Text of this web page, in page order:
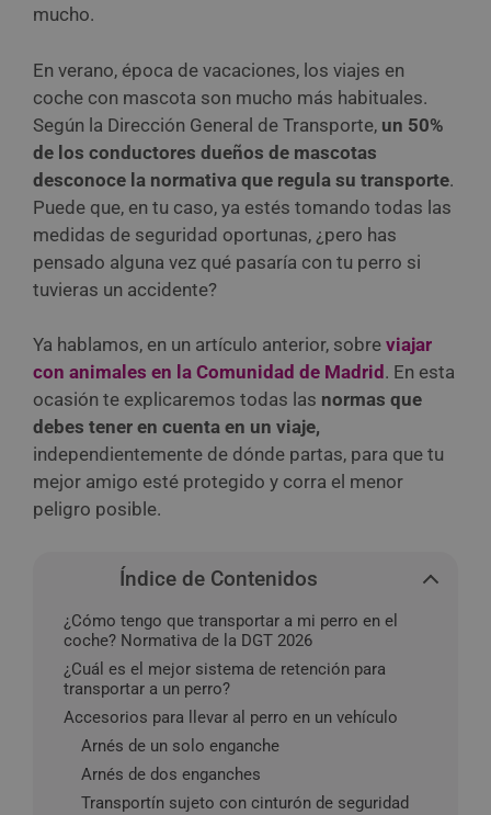
mucho.
En verano, época de vacaciones, los viajes en
coche con mascota son mucho más habituales.
Según la Dirección General de Transporte, un 50%
de los conductores dueños de mascotas
desconoce la normativa que regula su transporte.
Puede que, en tu caso, ya estés tomando todas las
medidas de seguridad oportunas, ¿pero has
pensado alguna vez qué pasaría con tu perro si
tuvieras un accidente?
Ya hablamos, en un artículo anterior, sobre viajar
con animales en la Comunidad de Madrid . En esta
ocasión te explicaremos todas las normas que
debes tener en cuenta en un viaje,
independientemente de dónde partas, para que tu
mejor amigo esté protegido y corra el menor
peligro posible.
Índice de Contenidos
¿Cómo tengo que transportar a mi perro en el
coche? Normativa de la DGT 2026
¿Cuál es el mejor sistema de retención para
transportar a un perro?
Accesorios para llevar al perro en un vehículo
Arnés de un solo enganche
Arnés de dos enganches
Transportín sujeto con cinturón de seguridad